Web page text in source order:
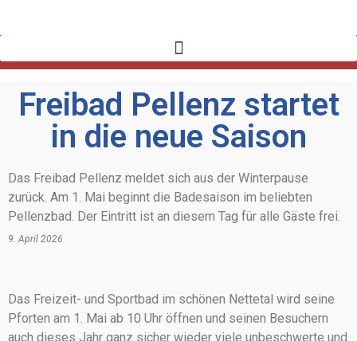
Freibad Pellenz startet
in die neue Saison
Das Freibad Pellenz meldet sich aus der Winterpause
zurück. Am 1. Mai beginnt die Badesaison im beliebten
Pellenzbad. Der Eintritt ist an diesem Tag für alle Gäste frei.
9. April 2026
Das Freizeit- und Sportbad im schönen Nettetal wird seine
Pforten am 1. Mai ab 10 Uhr öffnen und seinen Besuchern
auch dieses Jahr ganz sicher wieder viele unbeschwerte und